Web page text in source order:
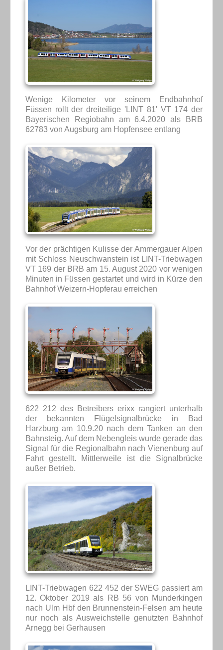
Wenige Kilometer vor seinem Endbahnhof
Füssen rollt der dreiteilige 'LINT 81' VT 174 der
Bayerischen Regiobahn am 6.4.2020 als BRB
62783 von Augsburg am Hopfensee entlang
Vor der prächtigen Kulisse der Ammergauer Alpen
mit Schloss Neuschwanstein ist LINT-Triebwagen
VT 169 der BRB am 15. August 2020 vor wenigen
Minuten in Füssen gestartet und wird in Kürze den
Bahnhof Weizern-Hopferau erreichen
622 212 des Betreibers erixx rangiert unterhalb
der bekannten Flügelsignalbrücke in Bad
Harzburg am 10.9.20 nach dem Tanken an den
Bahnsteig. Auf dem Nebengleis wurde gerade das
Signal für die Regionalbahn nach Vienenburg auf
Fahrt gestellt. Mittlerweile ist die Signalbrücke
außer Betrieb.
LINT-Triebwagen 622 452 der SWEG passiert am
12. Oktober 2019 als RB 56 von Munderkingen
nach Ulm Hbf den Brunnenstein-Felsen am heute
nur noch als Ausweichstelle genutzten Bahnhof
Arnegg bei Gerhausen